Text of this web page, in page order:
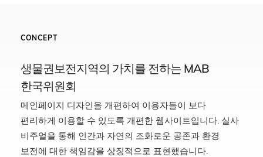
CONCEPT
생물권보전지역의 가치를 전하는 MAB
한국위원회
메인페이지 디자인을 개편하여 이용자들이 보다
편리하게 이용할 수 있도록 개편한 웹사이트입니다. 실사
비주얼을 통해 인간과 자연의 조화로운 공존과 환경
보전에 대한 책임감을 상징적으로 표현했습니다.